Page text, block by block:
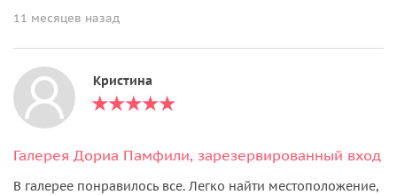
11 месяцев назад
Кристина
Галерея Дориа Памфили, зарезервированный вход
В галерее понравилось все. Легко найти местоположение,